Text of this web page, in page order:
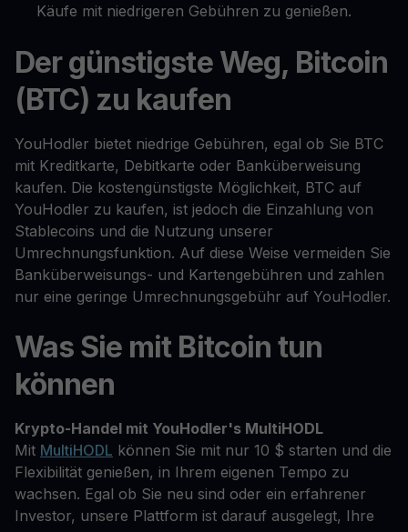
Käufe mit niedrigeren Gebühren zu genießen.
Der günstigste Weg, Bitcoin
(BTC) zu kaufen
YouHodler bietet niedrige Gebühren, egal ob Sie BTC
mit Kreditkarte, Debitkarte oder Banküberweisung
kaufen. Die kostengünstigste Möglichkeit, BTC auf
YouHodler zu kaufen, ist jedoch die Einzahlung von
Stablecoins und die Nutzung unserer
Umrechnungsfunktion. Auf diese Weise vermeiden Sie
Banküberweisungs- und Kartengebühren und zahlen
nur eine geringe Umrechnungsgebühr auf YouHodler.
Was Sie mit Bitcoin tun
können
Krypto-Handel mit YouHodler's MultiHODL
Mit MultiHODL können Sie mit nur 10 $ starten und die
Flexibilität genießen, in Ihrem eigenen Tempo zu
wachsen. Egal ob Sie neu sind oder ein erfahrener
Investor, unsere Plattform ist darauf ausgelegt, Ihre